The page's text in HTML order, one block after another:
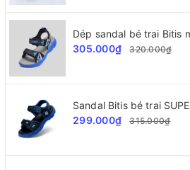
Dép sandal bé trai Bitis
305.000₫
320.000₫
Sandal Bitis bé trai
299.000₫
315.000₫